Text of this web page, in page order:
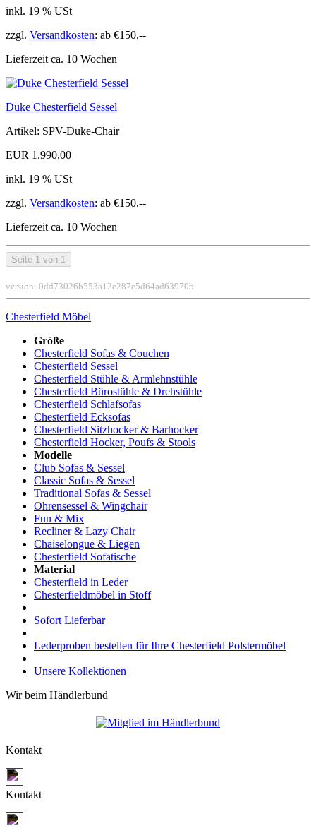
inkl. 19 % USt
zzgl. Versandkosten: ab €150,--
Lieferzeit ca. 10 Wochen
Duke Chesterfield Sessel
Artikel: SPV-Duke-Chair
EUR 1.990,00
inkl. 19 % USt
zzgl. Versandkosten: ab €150,--
Lieferzeit ca. 10 Wochen
Seite 1 von 1
version: 0dd73026b553a12e287e5d64ad63970b
Chesterfield Möbel
Größe
Chesterfield Sofas & Couchen
Chesterfield Sessel
Chesterfield Stühle & Armlehnstühle
Chesterfield Bürostühle & Drehstühle
Chesterfield Schlafsofas
Chesterfield Ecksofas
Chesterfield Sitzhocker & Barhocker
Chesterfield Hocker, Poufs & Stools
Modelle
Club Sofas & Sessel
Classic Sofas & Sessel
Traditional Sofas & Sessel
Ohrensessel & Wingchair
Fun & Mix
Recliner & Lazy Chair
Chaiselongue & Liegen
Chesterfield Sofatische
Material
Chesterfield in Leder
Chesterfieldmöbel in Stoff
Sofort Lieferbar
Lederproben bestellen für Ihre Chesterfield Polstermöbel
Unsere Kollektionen
Wir beim Händlerbund
Kontakt
Kontakt